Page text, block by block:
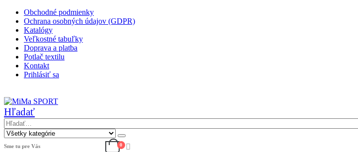
Obchodné podmienky
Ochrana osobných údajov (GDPR)
Katalógy
Veľkostné tabuľky
Doprava a platba
Potlač textilu
Kontakt
Prihlásiť sa
Hľadať
Sme tu pre Vás 0